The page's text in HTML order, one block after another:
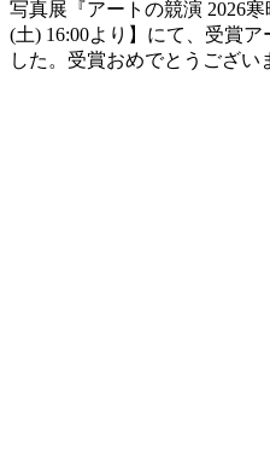
写真展『アートの競演 2026
(土) 16:00より】にて、受賞
した。受賞おめでとうござい